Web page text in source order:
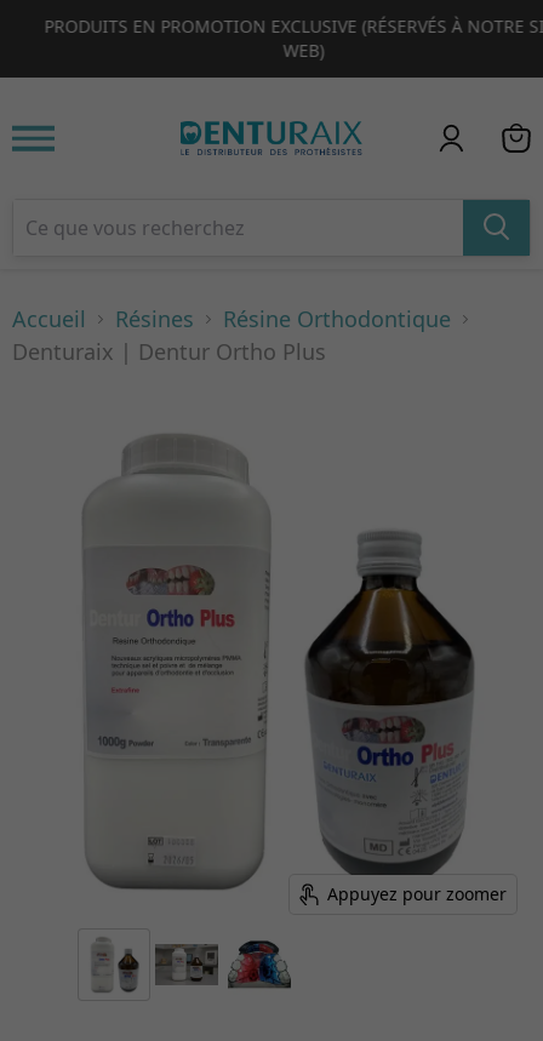
PRODUITS EN PROMOTION EXCLUSIVE (RÉSERVÉS À NOTRE SITE
WEB)
1 2 3 4
Accueil Résines
Résine Orthodontique
Denturaix | Dentur Ortho Plus
Appuyez pour zoomer